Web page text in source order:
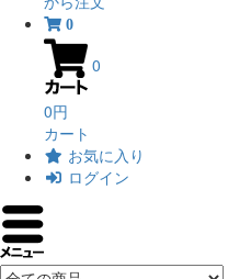
0
0
0円
カート
お気に入り
ログイン